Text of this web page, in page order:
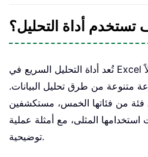
تستخدم أداة التحليل؟
تُعد أداة التحليل السريع في Excel ميزة قوية تمنحك وصولاً
متنوعة من طرق تحليل البيانات.
من فئاتها الخمس، مستكشفين
استخدامها المثلى، مع أمثلة عملية
توضيحية.